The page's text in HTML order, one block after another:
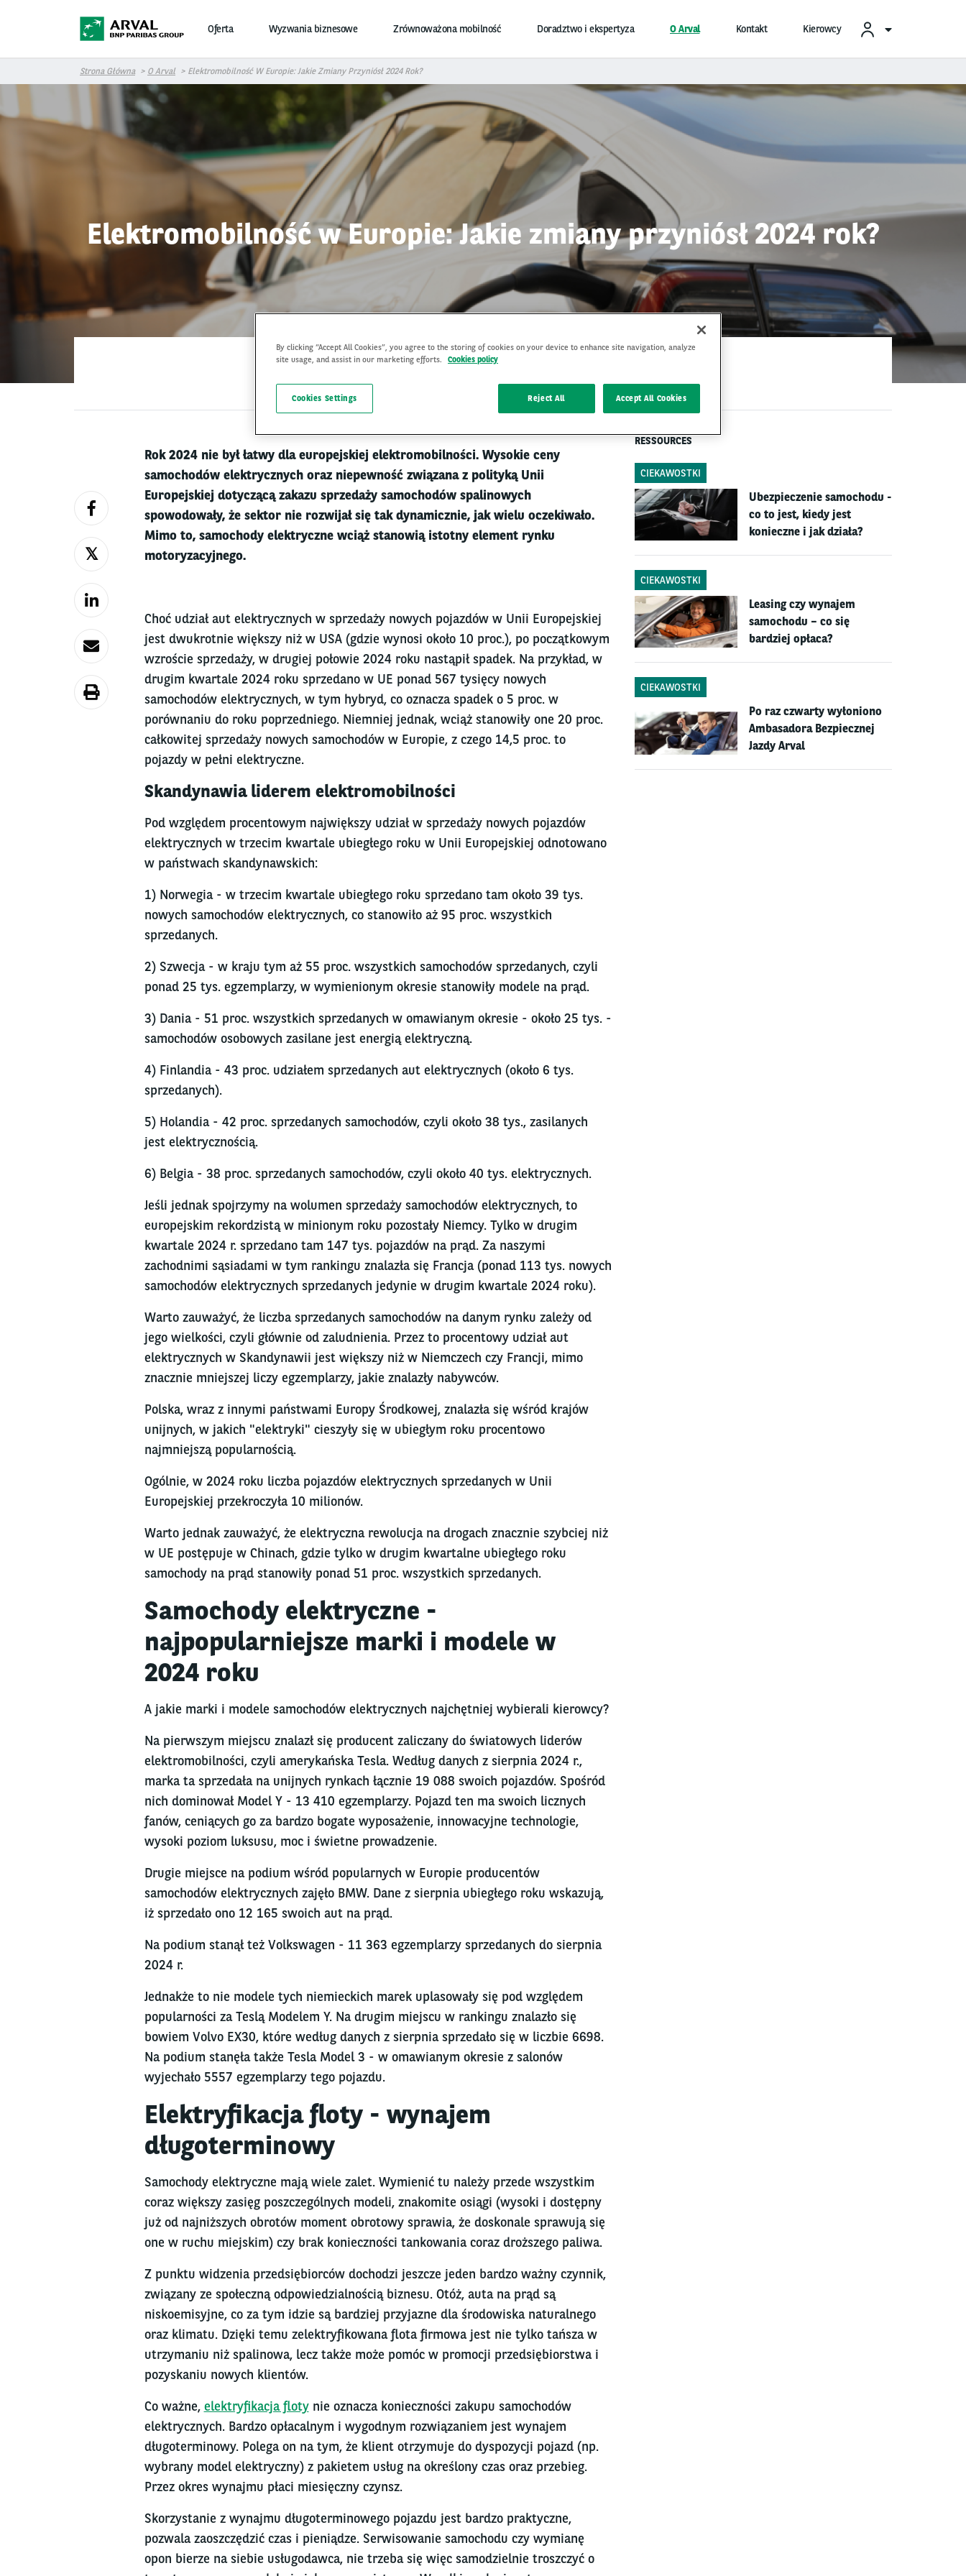
Oferta Wyzwania biznesowe Zrównoważona mobilność Doradztwo i ekspertyza O Arval Kontakt Kierowcy
Strona Główna O Arval Elektromobilność W Europie: Jakie Zmiany Przyniósł 2024 Rok?
Elektromobilność w Europie: Jakie zmiany przyniósł 2024 rok?
Rok 2024 nie był łatwy dla europejskiej elektromobilności. Wysokie ceny
samochodów elektrycznych oraz niepewność związana z polityką Unii
Europejskiej dotyczącą zakazu sprzedaży samochodów spalinowych
spowodowały, że sektor nie rozwijał się tak dynamicznie, jak wielu oczekiwało.
Mimo to, samochody elektryczne wciąż stanowią istotny element rynku
motoryzacyjnego.
Choć udział aut elektrycznych w sprzedaży nowych pojazdów w Unii Europejskiej
jest dwukrotnie większy niż w USA (gdzie wynosi około 10 proc.), po początkowym
wzroście sprzedaży, w drugiej połowie 2024 roku nastąpił spadek. Na przykład, w
drugim kwartale 2024 roku sprzedano w UE ponad 567 tysięcy nowych
samochodów elektrycznych, w tym hybryd, co oznacza spadek o 5 proc. w
porównaniu do roku poprzedniego. Niemniej jednak, wciąż stanowiły one 20 proc.
całkowitej sprzedaży nowych samochodów w Europie, z czego 14,5 proc. to
pojazdy w pełni elektryczne.
Skandynawia liderem elektromobilności
Pod względem procentowym największy udział w sprzedaży nowych pojazdów
elektrycznych w trzecim kwartale ubiegłego roku w Unii Europejskiej odnotowano
w państwach skandynawskich:
1) Norwegia - w trzecim kwartale ubiegłego roku sprzedano tam około 39 tys.
nowych samochodów elektrycznych, co stanowiło aż 95 proc. wszystkich
sprzedanych.
2) Szwecja - w kraju tym aż 55 proc. wszystkich samochodów sprzedanych, czyli
ponad 25 tys. egzemplarzy, w wymienionym okresie stanowiły modele na prąd.
3) Dania - 51 proc. wszystkich sprzedanych w omawianym okresie - około 25 tys. -
samochodów osobowych zasilane jest energią elektryczną.
4) Finlandia - 43 proc. udziałem sprzedanych aut elektrycznych (około 6 tys.
sprzedanych).
5) Holandia - 42 proc. sprzedanych samochodów, czyli około 38 tys., zasilanych
jest elektrycznością.
6) Belgia - 38 proc. sprzedanych samochodów, czyli około 40 tys. elektrycznych.
Jeśli jednak spojrzymy na wolumen sprzedaży samochodów elektrycznych, to
europejskim rekordzistą w minionym roku pozostały Niemcy. Tylko w drugim
kwartale 2024 r. sprzedano tam 147 tys. pojazdów na prąd. Za naszymi
zachodnimi sąsiadami w tym rankingu znalazła się Francja (ponad 113 tys. nowych
samochodów elektrycznych sprzedanych jedynie w drugim kwartale 2024 roku).
Warto zauważyć, że liczba sprzedanych samochodów na danym rynku zależy od
jego wielkości, czyli głównie od zaludnienia. Przez to procentowy udział aut
elektrycznych w Skandynawii jest większy niż w Niemczech czy Francji, mimo
znacznie mniejszej liczy egzemplarzy, jakie znalazły nabywców.
Polska, wraz z innymi państwami Europy Środkowej, znalazła się wśród krajów
unijnych, w jakich "elektryki" cieszyły się w ubiegłym roku procentowo
najmniejszą popularnością.
Ogólnie, w 2024 roku liczba pojazdów elektrycznych sprzedanych w Unii
Europejskiej przekroczyła 10 milionów.
Warto jednak zauważyć, że elektryczna rewolucja na drogach znacznie szybciej niż
w UE postępuje w Chinach, gdzie tylko w drugim kwartalne ubiegłego roku
samochody na prąd stanowiły ponad 51 proc. wszystkich sprzedanych.
Samochody elektryczne -
najpopularniejsze marki i modele w
2024 roku
A jakie marki i modele samochodów elektrycznych najchętniej wybierali kierowcy?
Na pierwszym miejscu znalazł się producent zaliczany do światowych liderów
elektromobilności, czyli amerykańska Tesla. Według danych z sierpnia 2024 r.,
marka ta sprzedała na unijnych rynkach łącznie 19 088 swoich pojazdów. Spośród
nich dominował Model Y - 13 410 egzemplarzy. Pojazd ten ma swoich licznych
fanów, ceniących go za bardzo bogate wyposażenie, innowacyjne technologie,
wysoki poziom luksusu, moc i świetne prowadzenie.
Drugie miejsce na podium wśród popularnych w Europie producentów
samochodów elektrycznych zajęło BMW. Dane z sierpnia ubiegłego roku wskazują,
iż sprzedało ono 12 165 swoich aut na prąd.
Na podium stanął też Volkswagen - 11 363 egzemplarzy sprzedanych do sierpnia
2024 r.
Jednakże to nie modele tych niemieckich marek uplasowały się pod względem
popularności za Teslą Modelem Y. Na drugim miejscu w rankingu znalazło się
bowiem Volvo EX30, które według danych z sierpnia sprzedało się w liczbie 6698.
Na podium stanęła także Tesla Model 3 - w omawianym okresie z salonów
wyjechało 5557 egzemplarzy tego pojazdu.
Elektryfikacja floty - wynajem
długoterminowy
Samochody elektryczne mają wiele zalet. Wymienić tu należy przede wszystkim
coraz większy zasięg poszczególnych modeli, znakomite osiągi (wysoki i dostępny
już od najniższych obrotów moment obrotowy sprawia, że doskonale sprawują się
one w ruchu miejskim) czy brak konieczności tankowania coraz droższego paliwa.
Z punktu widzenia przedsiębiorców dochodzi jeszcze jeden bardzo ważny czynnik,
związany ze społeczną odpowiedzialnością biznesu. Otóż, auta na prąd są
niskoemisyjne, co za tym idzie są bardziej przyjazne dla środowiska naturalnego
oraz klimatu. Dzięki temu zelektryfikowana flota firmowa jest nie tylko tańsza w
utrzymaniu niż spalinowa, lecz także może pomóc w promocji przedsiębiorstwa i
pozyskaniu nowych klientów.
Co ważne, elektryfikacja flotynie oznacza konieczności zakupu samochodów
elektrycznych. Bardzo opłacalnym i wygodnym rozwiązaniem jest wynajem
długoterminowy. Polega on na tym, że klient otrzymuje do dyspozycji pojazd (np.
wybrany model elektryczny) z pakietem usług na określony czas oraz przebieg.
Przez okres wynajmu płaci miesięczny czynsz.
Skorzystanie z wynajmu długoterminowego pojazdu jest bardzo praktyczne,
pozwala zaoszczędzić czas i pieniądze. Serwisowanie samochodu czy wymianę
opon bierze na siebie usługodawca, nie trzeba się więc samodzielnie troszczyć o
RESSOURCES
CIEKAWOSTKI
Ubezpieczenie samochodu -
co to jest, kiedy jest
konieczne i jak działa?
CIEKAWOSTKI
Leasing czy wynajem
samochodu – co się
bardziej opłaca?
CIEKAWOSTKI
Po raz czwarty wyłoniono
Ambasadora Bezpiecznej
Jazdy Arval
By clicking “Accept All Cookies”, you agree to the storing of cookies on your device to enhance site navigation, analyze
site usage, and assist in our marketing efforts.
Cookies policy
Cookies Settings Reject All Accept All Cookies